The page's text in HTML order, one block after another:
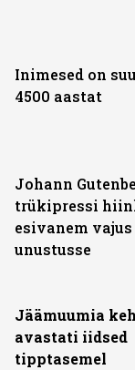
Inimesed on
4500 aastat
Johann
trükipressi
esivanem vajus
unustusse
Jäämuumia
avastati iidsed
tipptasemel